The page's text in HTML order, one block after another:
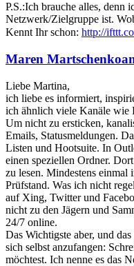
P.S.:Ich brauche alles, denn
Netzwerk/Zielgruppe ist.
Kennt Ihr schon: http://
Maren Martschenko
Liebe Martina,
ich liebe es informiert,
ich ähnlich viele Kanäle wie
Um nicht zu ersticken,
Emails, Statusmeldungen.
Listen und Hootsuite. In
einen speziellen Ordner.
zu lesen. Mindestens einmal
Prüfstand. Was ich nicht
auf Xing, Twitter und
nicht zu den Jägern und
24/7 online.
Das Wichtigste aber, und
sich selbst anzufangen:
möchtest. Ich nenne es das